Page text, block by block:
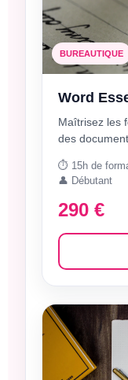
BUREAUTIQUE
Word
Maîtrisez les
des
⏱️ 15h de
👤 Débutant
290 €